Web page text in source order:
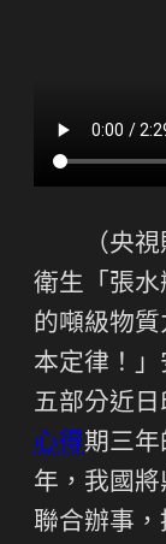
（央
衛生「張
的噸級物
本定律！」
五部分近
心得期三年
年，我國
聯合辦事